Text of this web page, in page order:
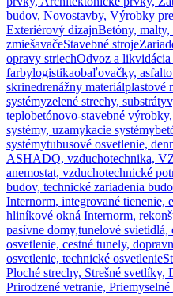
budov, Novostavby, Výrobky
Exteriérový dizajnBetóny,
zmiešavačeStavebné stroje
opravy striechOdvoz a likvidácia
farbylogistikaobaľovačky,
skrinedrenážny materiálplastové
systémyzelené strechy, substráty
teplobetónovo-stavebné
systémy, uzamykacie systémy
systémytubusové osvetlenie,
ASHADQ, vzduchotechnika,
anemostat, vzduchotechnické
budov, technické zariadenia
Internorm, integrované tienenie,
hliníkové okná Internorm,
pasívne domy,tunelové svietidlá,
osvetlenie, cestné tunely,
osvetlenie, technické osvetlenie
Ploché strechy, Strešné svetlíky,
Prirodzené vetranie,